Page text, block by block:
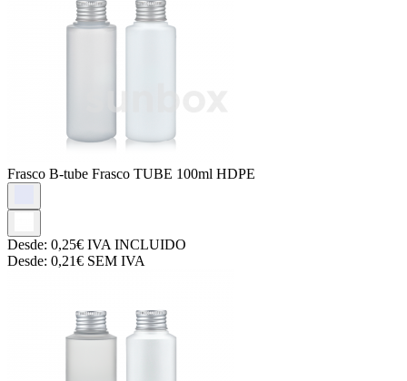
Frasco B-tube Frasco TUBE 100ml HDPE
Desde: 0,25€ IVA INCLUIDO
Desde: 0,21€ SEM IVA